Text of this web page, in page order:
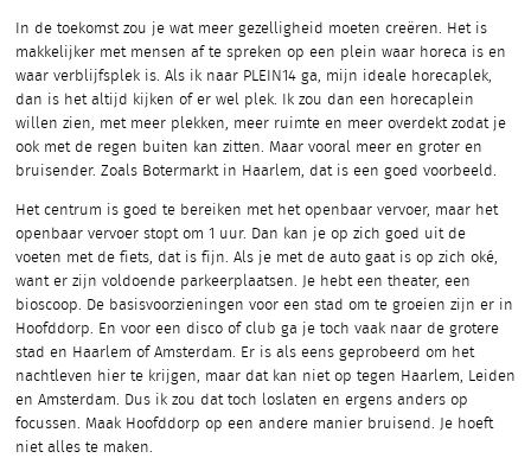
In de toekomst zou je wat meer gezelligheid moeten creëren. Het is
makkelijker met mensen af te spreken op een plein waar horeca is en
waar verblijfsplek is. Als ik naar PLEIN14 ga, mijn ideale horecaplek,
dan is het altijd kijken of er wel plek. Ik zou dan een horecaplein
willen zien, met meer plekken, meer ruimte en meer overdekt zodat je
ook met de regen buiten kan zitten. Maar vooral meer en groter en
bruisender. Zoals Botermarkt in Haarlem, dat is een goed voorbeeld.
Het centrum is goed te bereiken met het openbaar vervoer, maar het
openbaar vervoer stopt om 1 uur. Dan kan je op zich goed uit de
voeten met de fiets, dat is fijn. Als je met de auto gaat is op zich oké,
want er zijn voldoende parkeerplaatsen. Je hebt een theater, een
bioscoop. De basisvoorzieningen voor een stad om te groeien zijn er in
Hoofddorp. En voor een disco of club ga je toch vaak naar de grotere
stad en Haarlem of Amsterdam. Er is als eens geprobeerd om het
nachtleven hier te krijgen, maar dat kan niet op tegen Haarlem, Leiden
en Amsterdam. Dus ik zou dat toch loslaten en ergens anders op
focussen. Maak Hoofddorp op een andere manier bruisend. Je hoeft
niet alles te maken.